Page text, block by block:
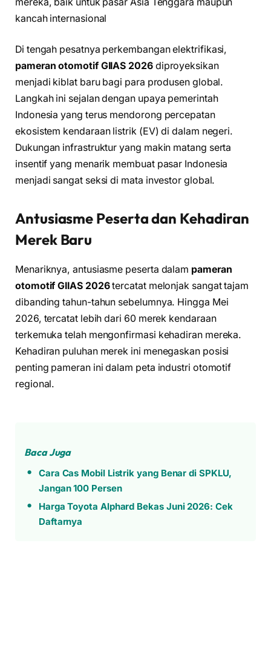
kancah internasional
Di tengah pesatnya perkembangan elektrifikasi,
pameran otomotif GIIAS 2026diproyeksikan
menjadi kiblat baru bagi para produsen global.
Langkah ini sejalan dengan upaya pemerintah
Indonesia yang terus mendorong percepatan
ekosistem kendaraan listrik (EV) di dalam negeri.
Dukungan infrastruktur yang makin matang serta
insentif yang menarik membuat pasar Indonesia
menjadi sangat seksi di mata investor global.
Antusiasme Peserta dan Kehadiran
Merek Baru
Menariknya, antusiasme peserta dalam pameran
otomotif GIIAS 2026tercatat melonjak sangat tajam
dibanding tahun-tahun sebelumnya. Hingga Mei
2026, tercatat lebih dari 60 merek kendaraan
terkemuka telah mengonfirmasi kehadiran mereka.
Kehadiran puluhan merek ini menegaskan posisi
penting pameran ini dalam peta industri otomotif
regional.
Baca Juga
Cara Cas Mobil Listrik yang Benar di SPKLU,
Jangan 100 Persen
Harga Toyota Alphard Bekas Juni 2026: Cek
Daftarnya